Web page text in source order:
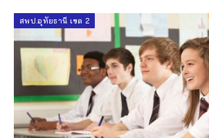
สพป.อุทัยธานี เขต 2